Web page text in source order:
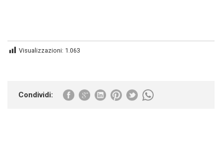
Visualizzazioni: 1.063
Condividi: